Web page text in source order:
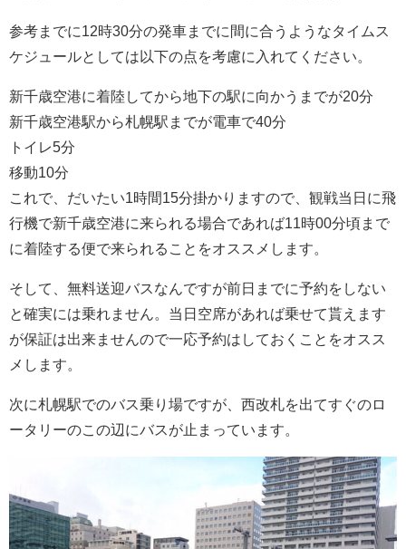
参考までに12時30分の発車までに間に合うようなタイムス
ケジュールとしては以下の点を考慮に入れてください。
新千歳空港に着陸してから地下の駅に向かうまでが20分
新千歳空港駅から札幌駅までが電車で40分
トイレ5分
移動10分
これで、だいたい1時間15分掛かりますので、観戦当日に飛
行機で新千歳空港に来られる場合であれば11時00分頃まで
に着陸する便で来られることをオススメします。
そして、無料送迎バスなんですが前日までに予約をしない
と確実には乗れません。当日空席があれば乗せて貰えます
が保証は出来ませんので一応予約はしておくことをオスス
メします。
次に札幌駅でのバス乗り場ですが、西改札を出てすぐのロ
ータリーのこの辺にバスが止まっています。